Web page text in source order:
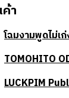
า
โฉมงามพูดไม่เ
TOMOHITO
LUCKPIM